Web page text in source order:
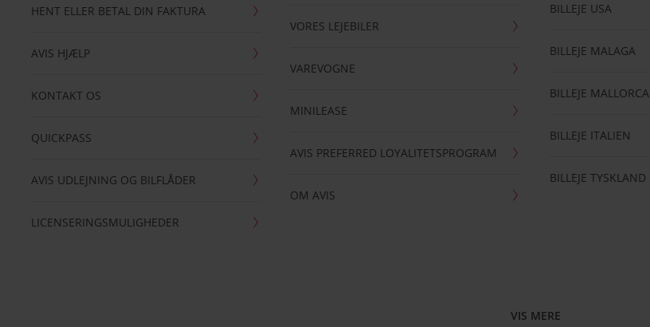
HENT ELLER BETAL DIN FAKTURA
AVIS HJÆLP
KONTAKT OS
QUICKPASS
AVIS UDLEJNING OG BILFLÅDER
LICENSERINGSMULIGHEDER
VORES LEJEBILER
VAREVOGNE
MINILEASE
AVIS PREFERRED LOYALITETSPROGRAM
OM AVIS
BILLEJE USA
BILLEJE MALAGA
BILLEJE MALLORCA
BILLEJE ITALIEN
BILLEJE TYSKLAND
VIS MERE